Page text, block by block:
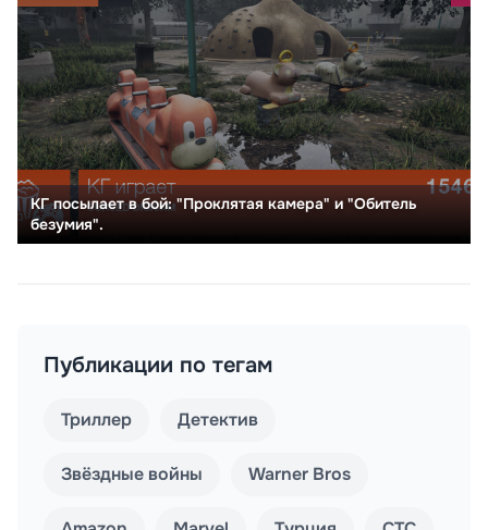
КГ посылает в бой: "Проклятая камера" и "Обитель
безумия".
Публикации по тегам
Триллер Детектив
Звёздные войны Warner Bros